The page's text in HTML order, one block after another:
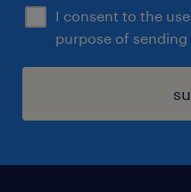
I consent to the
purpose of sending